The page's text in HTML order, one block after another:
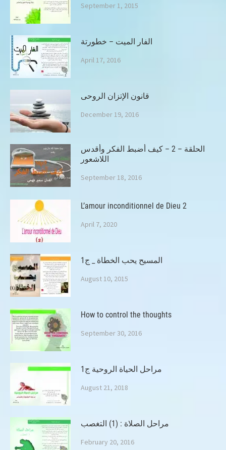
September 1, 2015
الفار الميت – خطورتة
April 17, 2016
قانون الإتزان الروحى
December 19, 2016
الحلقة – 2 – كيف أضبط الفكر وأقدس
اللاشعور
September 18, 2016
L’amour inconditionnel de Dieu 2
April 7, 2020
المسيح يحب الخطاة _ ج1
August 10, 2015
How to control the thoughts
September 30, 2016
مراحل الحياة الروحية ج1
August 21, 2018
مراحل الصلاة : (1) التغصب
February 20, 2016